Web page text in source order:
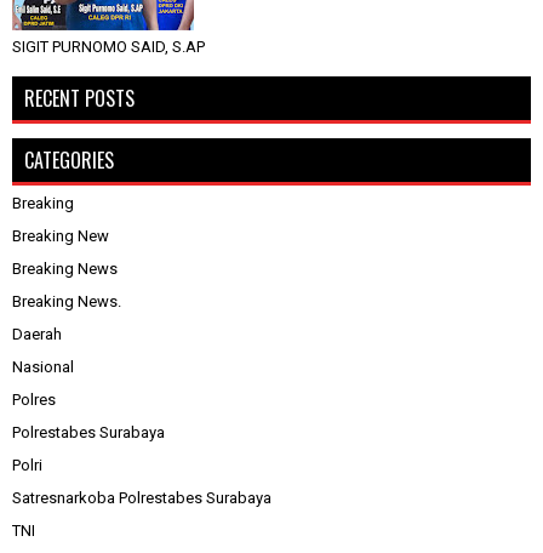
SIGIT PURNOMO SAID, S.AP
RECENT POSTS
CATEGORIES
Breaking
Breaking New
Breaking News
Breaking News.
Daerah
Nasional
Polres
Polrestabes Surabaya
Polri
Satresnarkoba Polrestabes Surabaya
TNI